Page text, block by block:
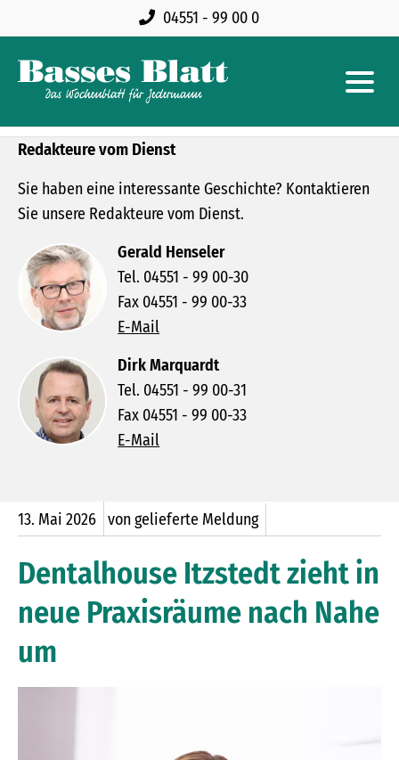
04551 - 99 00 0
Redakteure vom Dienst
Sie haben eine interessante Geschichte? Kontaktieren
Sie unsere Redakteure vom Dienst.
Gerald Henseler
Tel. 04551 - 99 00-30
Fax 04551 - 99 00-33
E-Mail
Dirk Marquardt
Tel. 04551 - 99 00-31
Fax 04551 - 99 00-33
E-Mail
13. Mai 2026 von gelieferte Meldung
Dentalhouse Itzstedt zieht in
neue Praxisräume nach Nahe
um